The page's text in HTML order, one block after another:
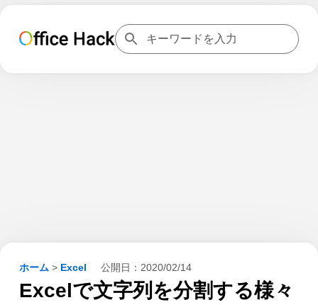
ホーム > Excel 公開日： 2020/02/14
Excelで文字列を分割する様々